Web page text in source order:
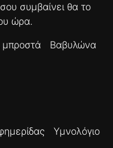
συμβαίνει θα το
ώρα.
μπροστά
Βαβυλώνα
Υμνολόγιο